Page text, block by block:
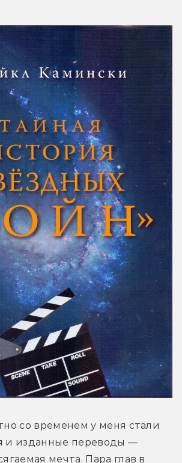
со временем у меня стали
и изданные переводы —
мечта. Пара глав в